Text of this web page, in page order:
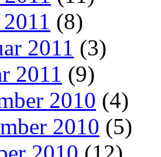
(8)
2011 (3)
2011 (9)
2010 (4)
2010 (5)